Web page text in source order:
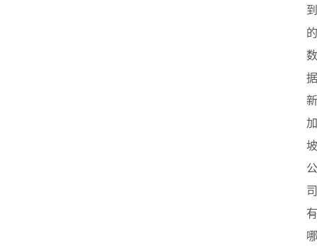
到
的
数
据
新
加
坡
公
司
有
哪